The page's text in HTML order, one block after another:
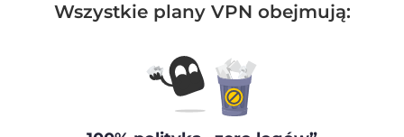
Wszystkie plany VPN obejmują: